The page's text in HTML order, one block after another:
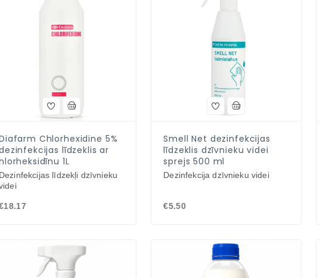
Chlorhexidine 5%
līdzeklis ar
1L
Dezinfekcijas līdzekļi dzīvnieku
Smell Net dezinfekcijas
līdzeklis dzīvnieku videi
sprejs 500 ml
Dezinfekcija dzīvnieku videi
€5.50